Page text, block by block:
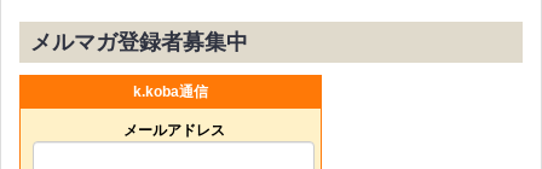
メルマガ登録者募集中
k.koba通信
メールアドレス